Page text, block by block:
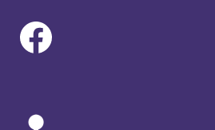
Facebook